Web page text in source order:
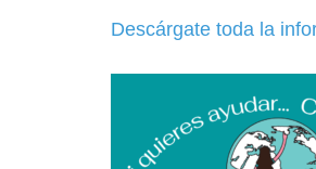
Descárgate toda la